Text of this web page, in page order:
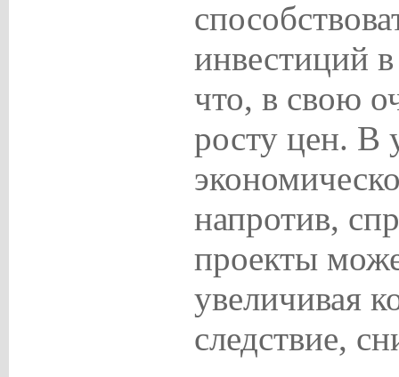
инвестиций
что, в свою
росту цен. В
напротив,
проекты
увеличивая
следствие,